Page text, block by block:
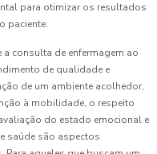
para otimizar os resultados
paciente.
consulta de enfermagem ao
de qualidade e
de um ambiente acolhedor,
à mobilidade, o respeito
do estado emocional e
saúde são aspectos